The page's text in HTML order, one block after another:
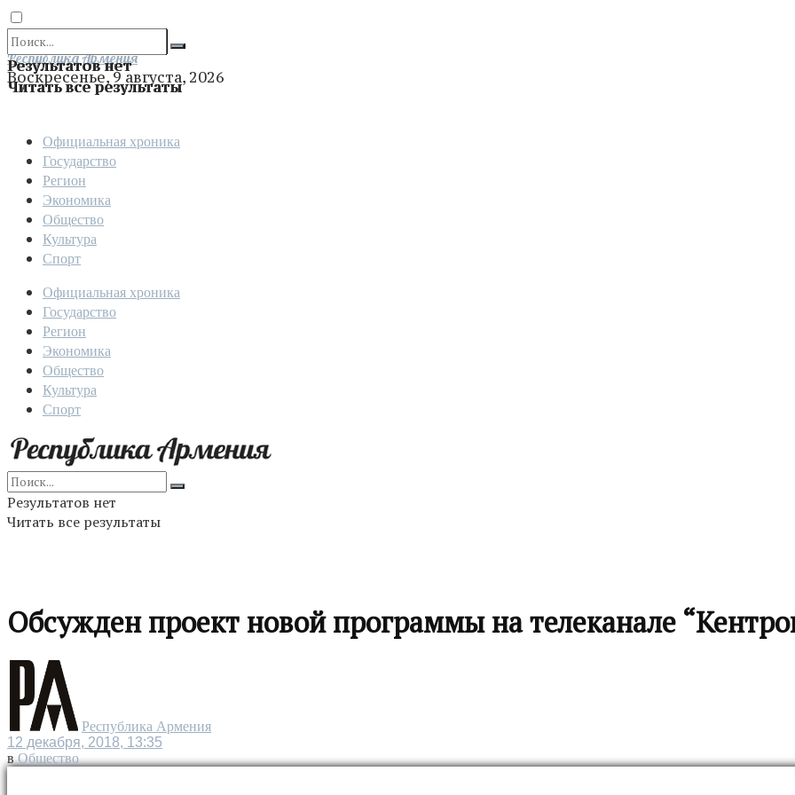
Результатов нет
Читать все результаты
Отправить
Республика Армения
Воскресенье, 9 августа, 2026
Официальная хроника
Государство
Регион
Экономика
Общество
Культура
Спорт
Официальная хроника
Государство
Регион
Экономика
Общество
Культура
Спорт
Результатов нет
Читать все результаты
Обсужден проект новой программы на телеканале
Республика Армения
12 декабря, 2018, 13:35
в Общество